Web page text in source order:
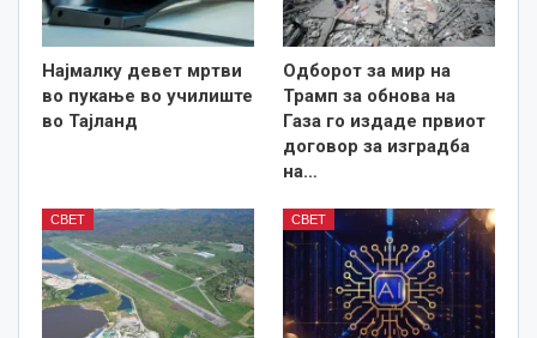
Најмалку девет мртви
во пукање во училиште
во Тајланд
Одборот за мир на
Трамп за обнова на
Газа го издаде првиот
договор за изградба
на…
СВЕТ СВЕТ